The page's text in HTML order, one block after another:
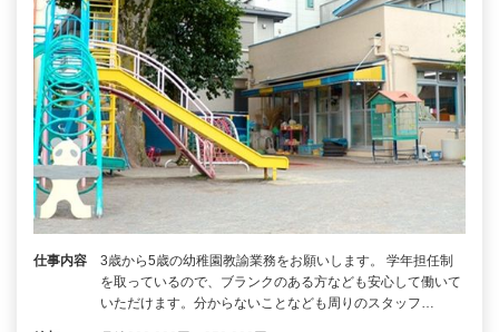
仕事内容
3歳から5歳の幼稚園教諭業務をお願いします。 学年担任制
を取っているので、ブランクのある方なども安心して働いて
いただけます。分からないことなども周りのスタッフ…